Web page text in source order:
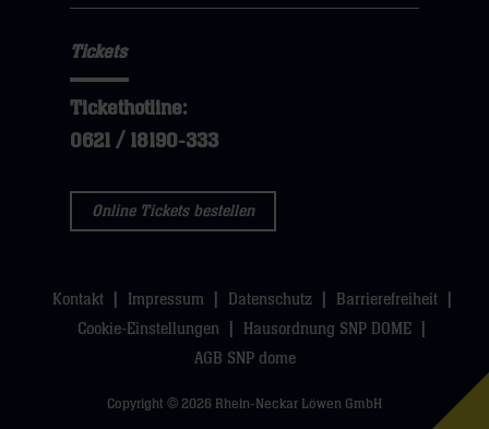
Tickets
Tickethotline:
0621 / 18190-333
Online Tickets bestellen
Kontakt Impressum Datenschutz
Barrierefreiheit
Cookie-Einstellungen
Hausordnung SNP DOME
AGB SNP dome
Copyright © 2026 Rhein-Neckar Löwen GmbH